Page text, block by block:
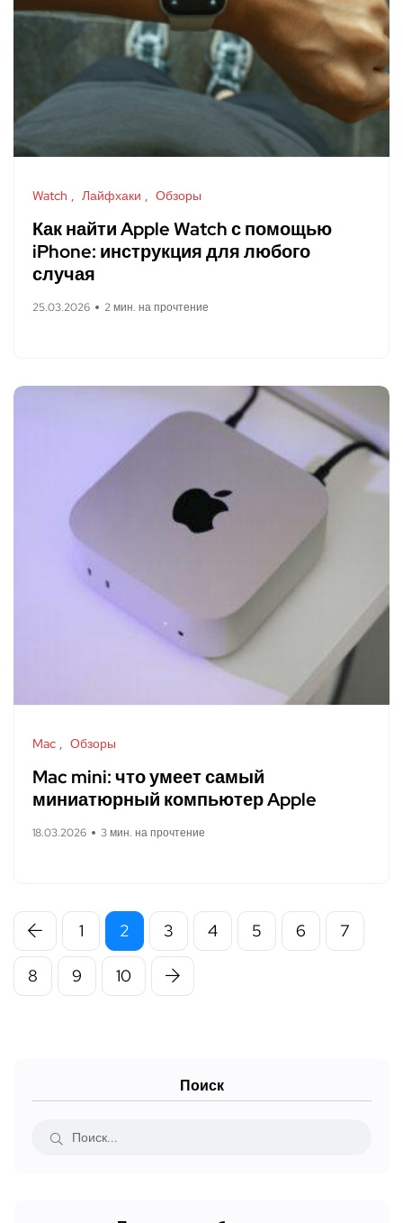
Watch Лайфхаки Обзоры
Как найти Apple Watch с помощью
iPhone: инструкция для любого
случая
25.03.2026 2 мин. на прочтение
Mac Обзоры
Mac mini: что умеет самый
миниатюрный компьютер Apple
18.03.2026 3 мин. на прочтение
1 2 3 4 5 6 7
8 9 10
Поиск